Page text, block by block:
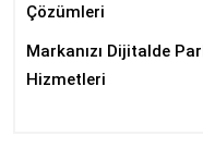
Çözümleri
Markanızı Dijitalde
Hizmetleri